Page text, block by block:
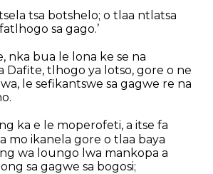
tsa botshelo; o tlaa ntlatsa
sa gago.’
nka bua le lona ke se na
Dafite, tlhogo ya lotso, gore o ne
le sefikantswe sa gagwe re na
ka e le moperofeti, a itse fa
mo ikanela gore o tlaa baya
wa loungo lwa mankopa a
sa gagwe sa bogosi;